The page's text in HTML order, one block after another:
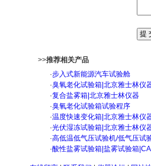
>>推荐相关产品
·步入式新能源汽车试验舱
·臭氧老化试验箱|北京雅士林仪
·复合盐雾箱|北京雅士林仪器
·臭氧老化试验箱试验程序
·温度快速变化箱|北京雅士林仪
·光伏湿冻试验箱|北京雅士林仪
·高低温低气压试验机/低气压试
·酸性盐雾试验箱|盐雾试验箱